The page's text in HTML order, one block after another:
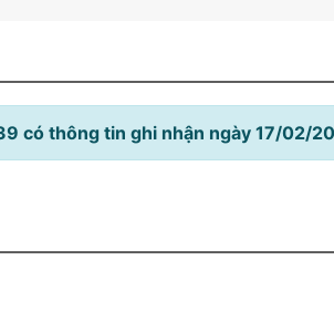
có thông tin ghi nhận ngày 17/02/